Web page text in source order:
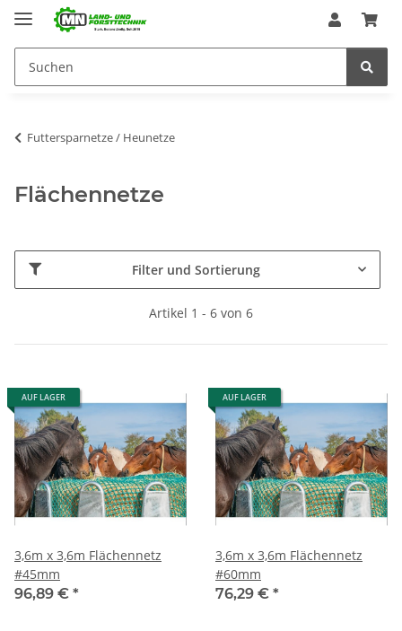
Futtersparnetze / Heunetze
Flächennetze
Filter und Sortierung
Artikel 1 - 6 von 6
AUF LAGER
3,6m x 3,6m Flächennetz
#45mm
96,89 € *
AUF LAGER
3,6m x 3,6m Flächennetz
#60mm
76,29 € *